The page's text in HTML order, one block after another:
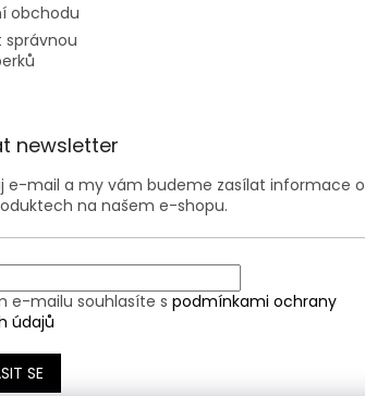
obchodu
správnou
newsletter
e-mail a my vám budeme zasílat informace o
na našem e-shopu.
e-mailu souhlasíte s podmínkami ochrany
údajů
SE